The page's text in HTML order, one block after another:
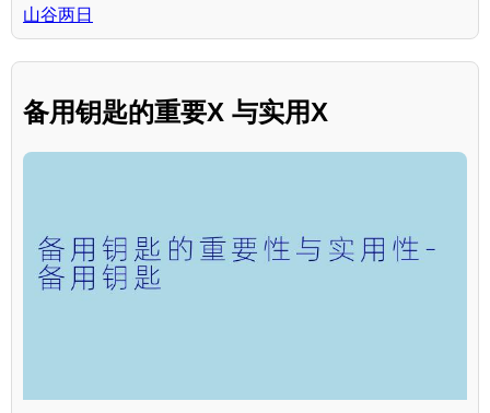
山谷两日
备用钥匙的重要X 与实用X